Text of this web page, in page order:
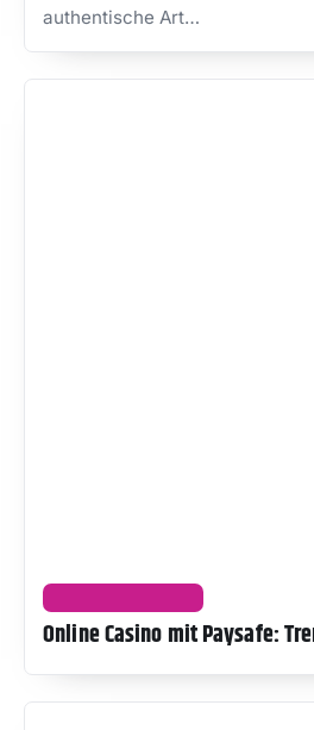
authentische Art…
Online Casino mit Paysafe: